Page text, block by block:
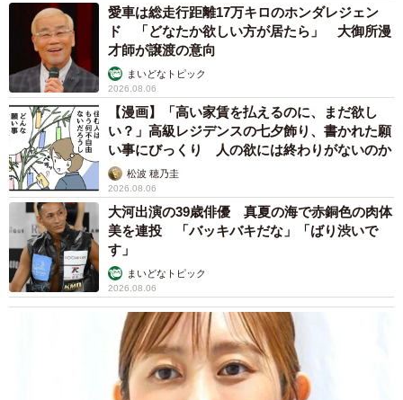
愛車は総走行距離17万キロのホンダレジェン
ド 「どなたか欲しい方が居たら」 大御所漫
才師が譲渡の意向
まいどなトピック
2026.08.06
【漫画】「高い家賃を払えるのに、まだ欲し
い？」高級レジデンスの七夕飾り、書かれた願
い事にびっくり 人の欲には終わりがないのか
松波 穂乃圭
2026.08.06
大河出演の39歳俳優 真夏の海で赤銅色の肉体
美を連投 「バッキバキだな」「ばり渋いで
す」
まいどなトピック
2026.08.06